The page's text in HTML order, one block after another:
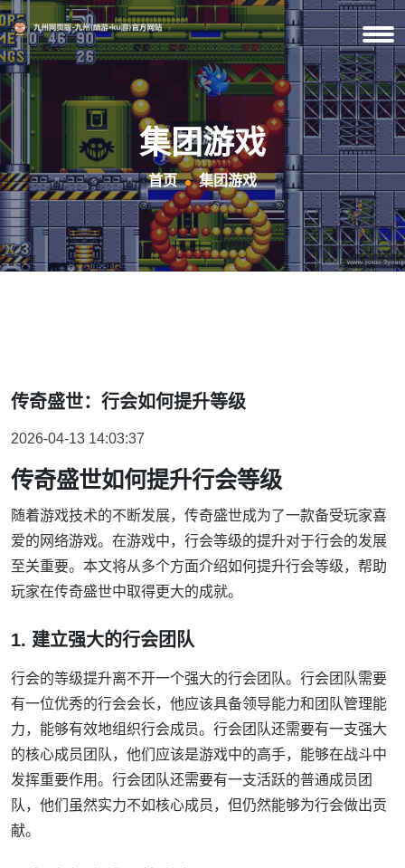
集团游戏
首页 集团游戏
传奇盛世：行会如何提升等级
2026-04-13 14:03:37
传奇盛世如何提升行会等级
随着游戏技术的不断发展，传奇盛世成为了一款备受玩家喜
爱的网络游戏。在游戏中，行会等级的提升对于行会的发展
至关重要。本文将从多个方面介绍如何提升行会等级，帮助
玩家在传奇盛世中取得更大的成就。
1. 建立强大的行会团队
行会的等级提升离不开一个强大的行会团队。行会团队需要
有一位优秀的行会会长，他应该具备领导能力和团队管理能
力，能够有效地组织行会成员。行会团队还需要有一支强大
的核心成员团队，他们应该是游戏中的高手，能够在战斗中
发挥重要作用。行会团队还需要有一支活跃的普通成员团
队，他们虽然实力不如核心成员，但仍然能够为行会做出贡
献。